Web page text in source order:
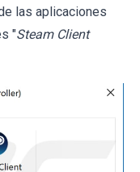
las aplicaciones
"Steam Client